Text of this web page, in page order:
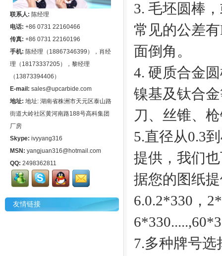
联系人: 陈经理
电话: +86 0731 22160466
传真: +86 0731 22160196
手机: 陈经理（18867346399），肖经
理（18173337205），黎经理
（13873394406）
E-mail: sales@upcarbide.com
地址: 地址: 湖南省株洲市天元区泰山路
街道大岭社区黄河南路188号高科集团
厂房
Skype: ivyyang316
MSN: yangjuan316@hotmail.com
QQ: 2498362811
友情链接
3. 毛坯圆棒
常见的公差
面倒角。
4. 硬质合金
镍基及钛合
刀、丝锥、
5.直径从0.3
提供，我们
据您的图纸
6.0.2*330，
7.多种牌号选